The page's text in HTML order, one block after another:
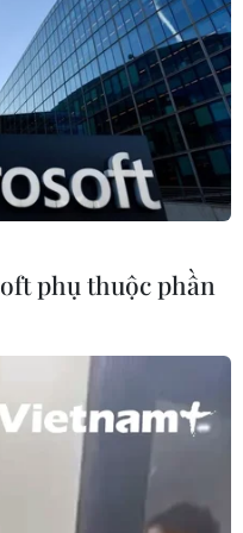
điện
cấp 17
giữa
tầm
phụ thuộc phần